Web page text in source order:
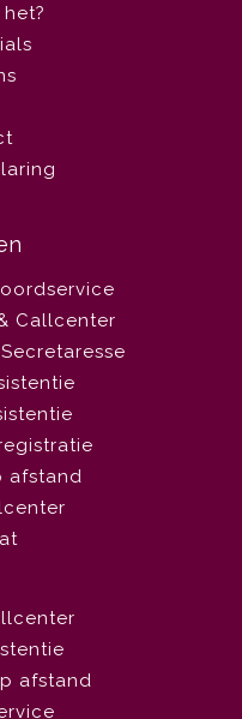
Callcenter
afstand
afstand